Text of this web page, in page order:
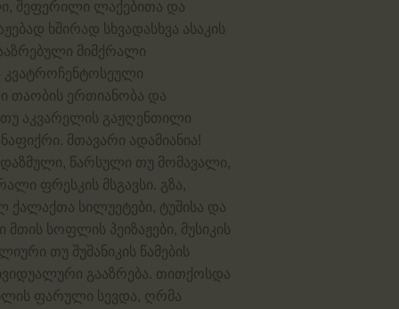
შეფერილი ლაქებითა და
ხშირად სხვადასხვა ასაკის
მიმქრალი
თაობის ერთიანობა და
აკვარელის გაჟღენთილი
მთავარი ადამიანია!
წარსული თუ მომავალი,
ფრესკის მსგავსი. გზა,
ქალაქთა სილუეტები, ტუშისა და
სოფლის პეიზაჟები, მუსიკის
თუ შუშანიკის წამების
გააზრება. თითქოსდა
ფარული სევდა, ღრმა